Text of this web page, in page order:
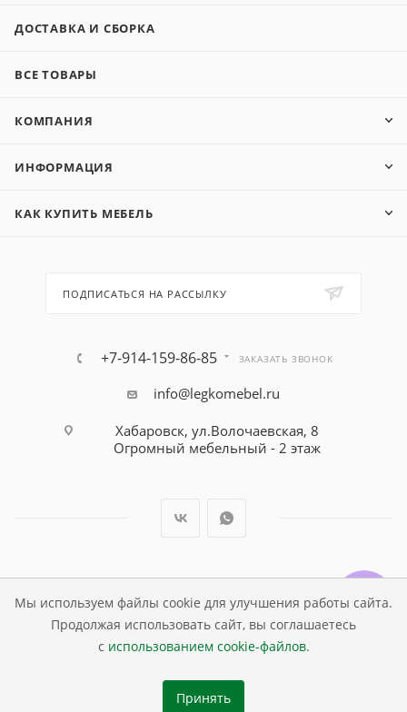
Мы используем файлы cookie для улучшения работы сайта.
Продолжая использовать сайт, вы соглашаетесь
с использованием cookie-файлов.
Принять
ДОСТАВКА И СБОРКА
ВСЕ ТОВАРЫ
КОМПАНИЯ
ИНФОРМАЦИЯ
КАК КУПИТЬ МЕБЕЛЬ
ПОДПИСАТЬСЯ НА РАССЫЛКУ
+7-914-159-86-85 ЗАКАЗАТЬ ЗВОНОК
info@legkomebel.ru
Хабаровск, ул.Волочаевская, 8
Огромный мебельный - 2 этаж